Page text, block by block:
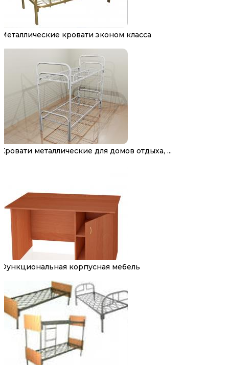
Металлические кровати эконом класса
Кровати металлические для домов отдыха, ...
Функциональная корпусная мебель